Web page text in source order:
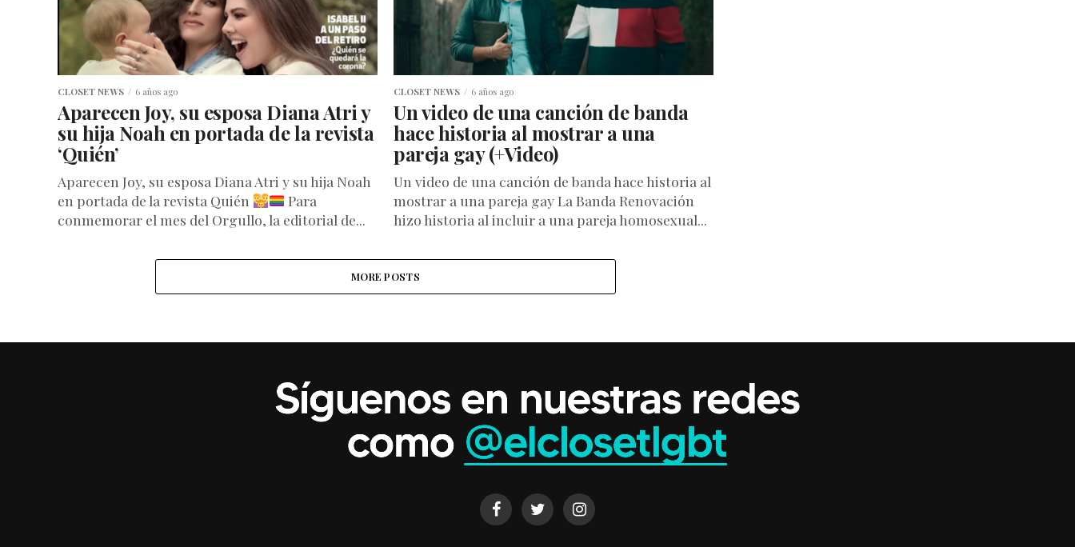
CLOSET NEWS 6 años ago
Aparecen Joy, su esposa Diana Atri y
su hija Noah en portada de la revista
‘Quién’
Aparecen Joy, su esposa Diana Atri y su hija Noah
en portada de la revista Quién
Para
conmemorar el mes del Orgullo, la editorial de...
CLOSET NEWS 6 años ago
Un video de una canción de banda
hace historia al mostrar a una
pareja gay (+Video)
Un video de una canción de banda hace historia al
mostrar a una pareja gay La Banda Renovación
hizo historia al incluir a una pareja homosexual...
MORE POSTS